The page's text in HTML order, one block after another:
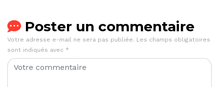
Poster un commentaire
Votre adresse e-mail ne sera pas publiée. Les champs obligatoires
sont indiqués avec *